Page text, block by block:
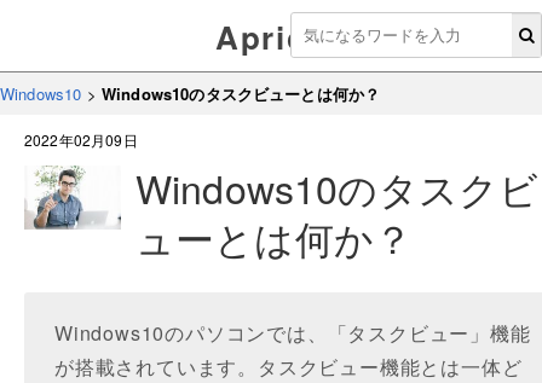
Aprico
Windows10 > Windows10のタスクビューとは何か？
2022年02月09日
Windows10のタスクビ
ューとは何か？
Windows10のパソコンでは、「タスクビュー」機能
が搭載されています。タスクビュー機能とは一体ど